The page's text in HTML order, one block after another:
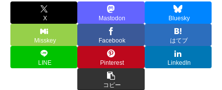
X Mastodon Bluesky
Misskey Facebook はてブ
LINE Pinterest LinkedIn
コピー